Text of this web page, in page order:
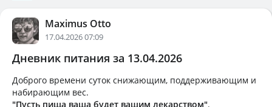
Maximus Otto
17.04.2026 07:09
Дневник питания за 13.04.2026
Доброго времени суток снижающим, поддерживающим и
набирающим вес.
"Пусть пища ваша будет вашим лекарством".